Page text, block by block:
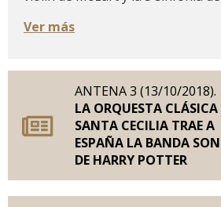
Ver más
ANTENA 3 (13/10/2018).
LA ORQUESTA CLÁSICA
SANTA CECILIA TRAE A
ESPAÑA LA BANDA
DE HARRY POTTER